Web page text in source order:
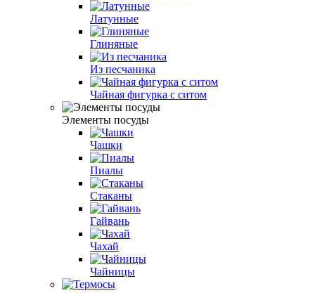
Латунные
Глиняные
Из песчаника
Чайная фигурка с ситом
Элементы посуды
Чашки
Пиалы
Стаканы
Гайвань
Чахай
Чайницы